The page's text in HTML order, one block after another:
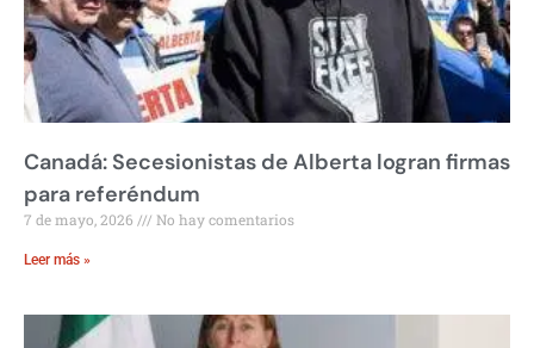
Canadá: Secesionistas de Alberta logran firmas
para referéndum
7 de mayo, 2026 No hay comentarios
Leer más »